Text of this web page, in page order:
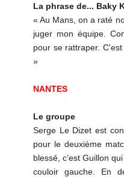
La phrase de... Baky
« Au Mans, on a raté
juger mon équipe.
pour se rattraper.
»
NANTES
Le groupe
Serge Le Dizet est
pour le deuxième
blessé, c’est Guillon
couloir gauche. En